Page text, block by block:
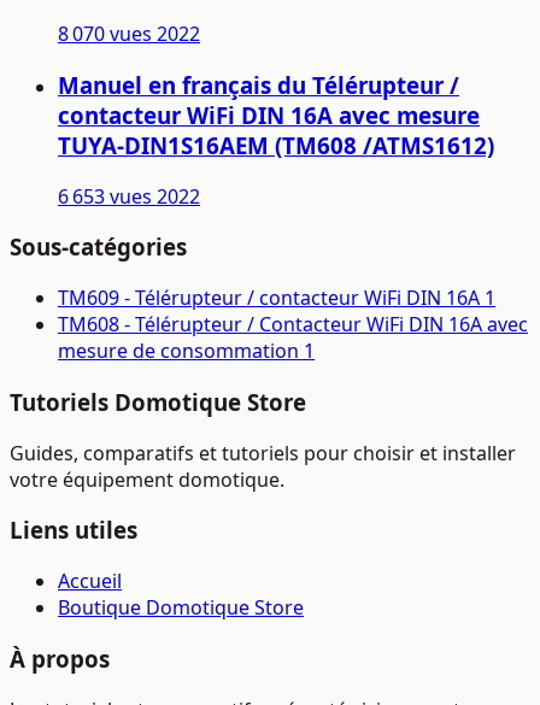
8 070 vues 2022
Manuel en français du Télérupteur /
contacteur WiFi DIN 16A avec mesure
TUYA-DIN1S16AEM (TM608 /ATMS1612)
6 653 vues 2022
Sous-catégories
TM609 - Télérupteur / contacteur WiFi DIN 16A 1
TM608 - Télérupteur / Contacteur WiFi DIN 16A avec
mesure de consommation 1
Tutoriels Domotique Store
Guides, comparatifs et tutoriels pour choisir et installer
votre équipement domotique.
Liens utiles
Accueil
Boutique Domotique Store
À propos